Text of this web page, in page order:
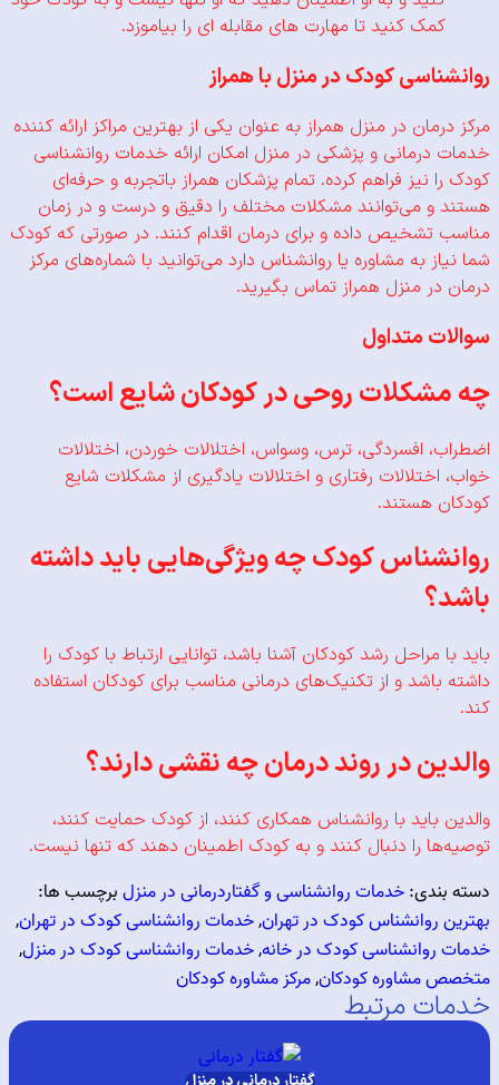
کمک کنید تا مهارت های مقابله ای را بیاموزد.
کودک در منزل با همراز
در منزل همراز به عنوان یکی از بهترین مراکز ارائه کننده
و پزشکی در منزل امکان ارائه خدمات روانشناسی
نیز فراهم کرده. تمام پزشکان همراز باتجربه و حرفه‌ای
و می‌توانند مشکلات مختلف را دقیق و درست و در زمان
تشخیص داده و برای درمان اقدام کنند. در صورتی که کودک
به مشاوره یا روانشناس دارد می‌توانید با شماره‌های مرکز
منزل همراز تماس بگیرید.
متداول
روحی در کودکان شایع است؟
افسردگی، ترس، وسواس، اختلالات خوردن، اختلالات
رفتاری و اختلالات یادگیری از مشکلات شایع
هستند.
کودک چه ویژگی‌هایی باید داشته
مراحل رشد کودکان آشنا باشد، توانایی ارتباط با کودک را
و از تکنیک‌های درمانی مناسب برای کودکان استفاده
در روند درمان چه نقشی دارند؟
باید با روانشناس همکاری کنند، از کودک حمایت کنند،
را دنبال کنند و به کودک اطمینان دهند که تنها نیست.
خدمات روانشناسی و گفتاردرمانی در منزل برچسب ها:
روانشناس کودک در تهران,خدمات روانشناسی کودک در تهران,
کودک در خانه,خدمات روانشناسی کودک در منزل,
مشاوره کودکان,مرکز مشاوره کودکان
مرتبط